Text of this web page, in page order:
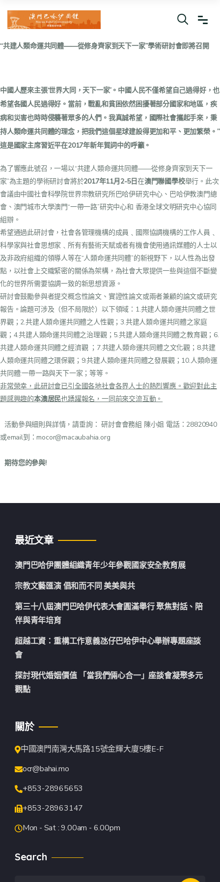
“共建人類命運共同體——從修身齊家到天下一家”學術研討會即將召開
中國人歷來主張‘世界大同，天下一家’。中國人民不僅希望自己過得好，也
希望各國人民過得好。當前，戰亂和貧困依然困擾著部分國家和地區，疾
病和災害也時時侵襲著眾多的人們。我真誠希望，國際社會攜起手來，秉
持人類命運共同體的理念，把我們這個星球建設得更加和平、更加繁榮。”
這是國家主席習近平在2017年新年賀詞中的呼籲。
為了響應此號召，一場以“共建人類命運共同體——從修身齊家到天下一
家”為主題的學術研討會將於2017年11月2-5日在澳門聯國學校舉行。此次
會議由中國社會科學院世界宗教研究所巴哈伊研究中心 、 巴哈伊教澳門總
會、 澳門城市大學澳門“一帶一路”研究中心和 香港全球文明研究中心協同
組辦。
希望通過此研討會，社會各管理機構的成員﹑國際協調機構的工作人員﹑
科學家與社會思想家﹑所有有藝術天賦或者有機會使用通訊媒體的人士以
及非政府組織的領導人等在“人類命運共同體”的新視野下，以人性為出發
點，以社會上交織緊密的關係為架構，為社會大眾提供一些與這個不斷變
化的世界所需要協調一致的新思想資源。
研討會鼓勵參與者提交概念性論文、實證性論文或兩者兼顧的論文或研究
報告。論題可涉及（但不局限於）以下領域：1.共建人類命運共同體之世
界觀；2.共建人類命運共同體之人性觀；3.共建人類命運共同體之家庭
觀；4.共建人類命運共同體之治理觀；5.共建人類命運共同體之教育觀；6.
共建人類命運共同體之經濟觀 ；7.共建人類命運共同體之文化觀；8.共建
人類命運共同體之環保觀；9.共建人類命運共同體之發展觀；10.人類命運
共同體:一帶一路與天下一家；等等。
非常榮幸，此研討會已引全國各地社會各界人士的熱烈響應。歡迎對此主
題感興趣的本澳居民也踴躍報名，一同前來交流互動。
參與細則與詳情，請垂詢： 研討會會務組 陳小姐 電話：28820940
或email到：mocor@macaubahia.org
期待您的參與!
最近文章
澳門巴哈伊團體組織青年少年參觀國家安全教育展
宗教文藝匯演 倡和而不同 美美與共
第三十八屆澳門巴哈伊代表大會圓滿舉行 聚焦對話、陪
伴與青年培育
超越工資：重構工作意義氹仔巴哈伊中心舉辦專題座談
會
探討現代婚姻價值 「當我們倆心合一」座談會凝聚多元
觀點
關於
中國澳門南灣大馬路15號金輝大廈5樓E-F
ocr@bahai.mo
+853-28965653
+853-28963147
Mon - Sat : 9.00am - 6.00pm
Search